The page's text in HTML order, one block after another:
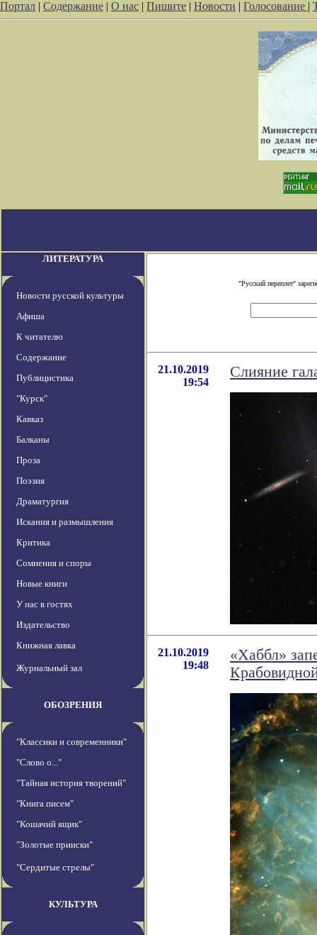
Портал | Содержание | О нас | Пишите | Новости | Голосование |
ЛИТЕРАТУРА
Новости русской культуры
Афиша
К читателю
Содержание
Публицистика
"Курск"
Кавказ
Балканы
Проза
Поэзия
Драматургия
Искания и размышления
Критика
Сомнения и споры
Новые книги
У нас в гостях
Издательство
Книжная лавка
Журнальный зал
ОБОЗРЕНИЯ
"Классики и современники"
"Слово о..."
"Тайная история творений"
"Книга писем"
"Кошачий ящик"
"Золотые прииски"
"Сердитые стрелы"
КУЛЬТУРА
"Русский переплет"
21.10.2019
19:54
Слияние
21.10.2019
19:48
«Хаббл»